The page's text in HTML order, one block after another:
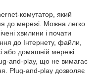
комутатор, який
до мережі. Можна легко
хвилини і почати
до Інтернету, файли,
або домашній мережі.
and-play, що не вимагає
Plug-and-play дозволяє